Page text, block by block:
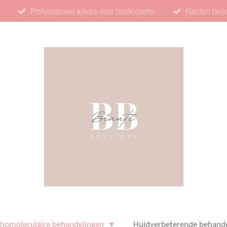
Professioneel advies door huidexperts Klanten
behandelingen Huidverbeterende